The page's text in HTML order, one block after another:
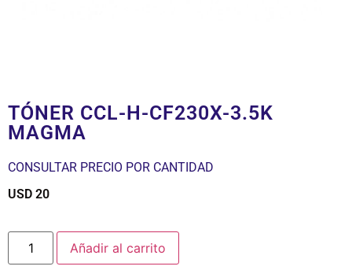
TÓNER CCL-H-CF230X-3.5K
MAGMA
CONSULTAR PRECIO POR CANTIDAD
USD 20
Añadir al carrito